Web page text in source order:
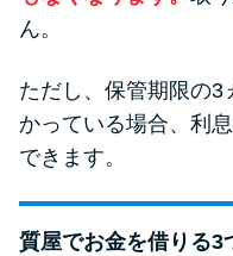
ん。
ただし、保管期限の3
かっている場合、利
できます。
質屋でお金を借りる3